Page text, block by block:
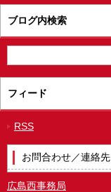
ブログ内検索
フィード
RSS
お問合わせ／連絡先
広島西事務局